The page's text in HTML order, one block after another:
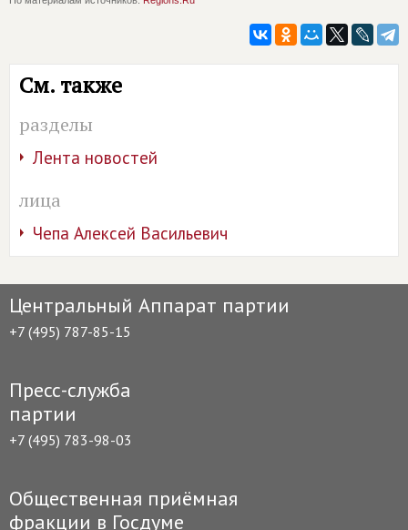
См. также
разделы
Лента новостей
лица
Чепа Алексей Васильевич
Центральный Аппарат партии
+7 (495) 787-85-15
Пресс-служба
партии
+7 (495) 783-98-03
Общественная приёмная
фракции в Госдуме